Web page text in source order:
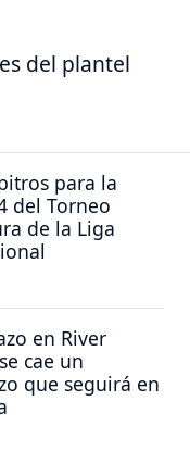
del plantel
para la
del Torneo
de la Liga
en River
cae un
que seguirá en